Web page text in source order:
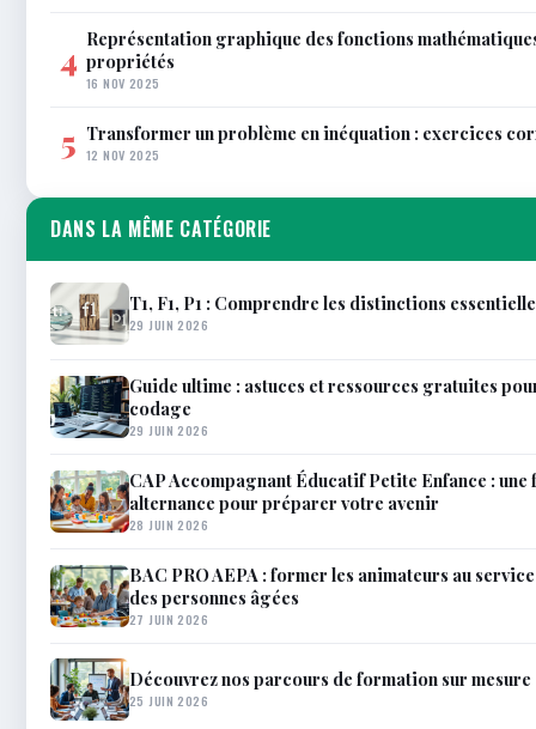
4 Représentation graphique des fonctions
propriétés
16 NOV 2025
5 Transformer un problème en inéquation : exercices
12 NOV 2025
DANS LA MÊME CATÉGORIE
T1, F1, P1 : Comprendre les distinctions
29 JUIN 2026
Guide ultime : astuces et ressources gratuites
codage
29 JUIN 2026
CAP Accompagnant Éducatif Petite Enfance :
alternance pour préparer votre avenir
28 JUIN 2026
BAC PRO AEPA : former les animateurs au
des personnes âgées
27 JUIN 2026
Découvrez nos parcours de formation sur mesure
25 JUIN 2026